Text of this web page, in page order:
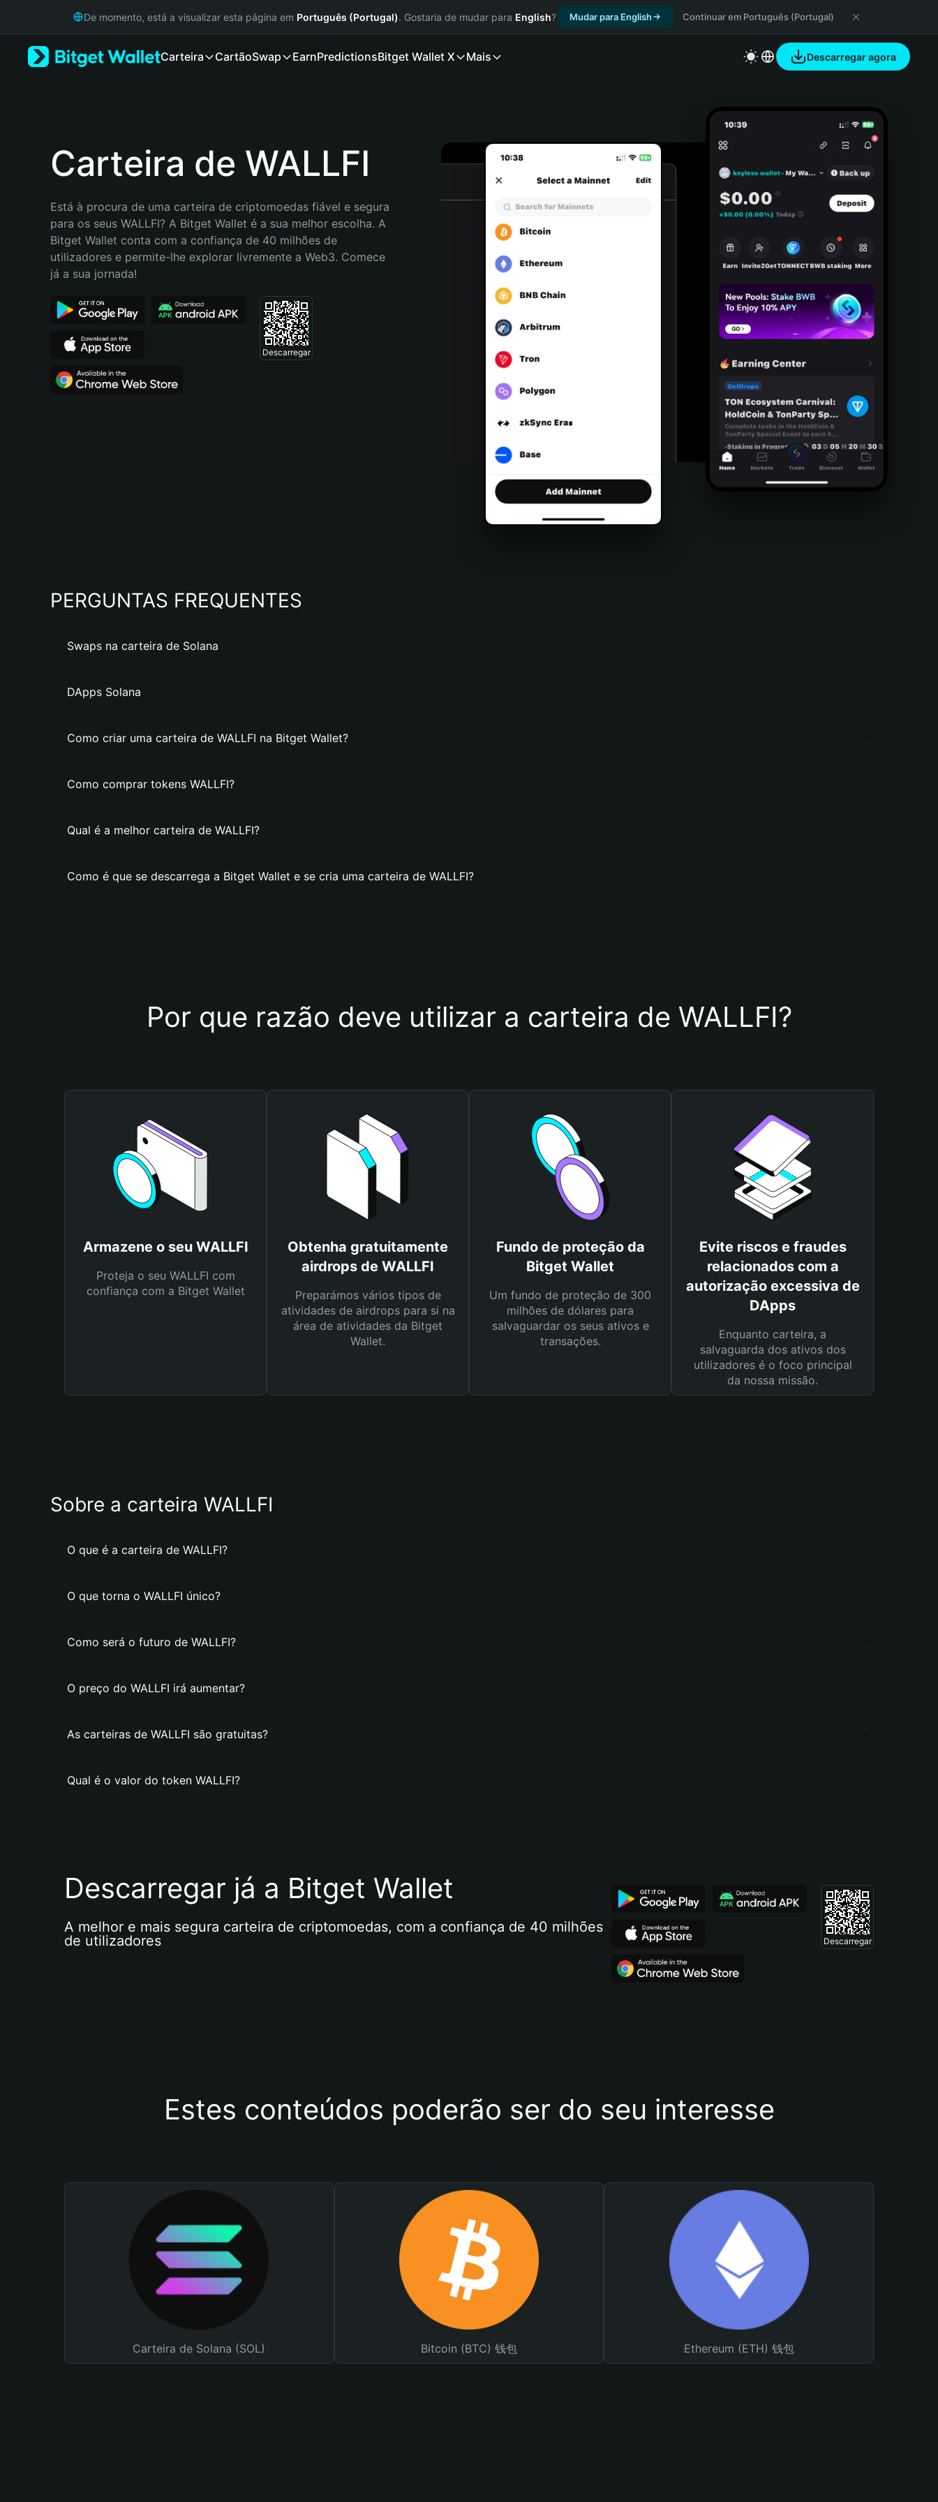
Русский
Bahasa Indonesia
Español (Argentina)
De momento, está a visualizar esta página em Português (Portugal). Gostaria de mudar para English? Mudar para English Continuar em Português (Portugal)
Carteira CartãoSwap EarnPredictionsBitget Wallet X Mais Descarregar agora
Carteira de WALLFI
Está à procura de uma carteira de criptomoedas fiável e segura
para os seus WALLFI? A Bitget Wallet é a sua melhor escolha. A
Bitget Wallet conta com a confiança de 40 milhões de
utilizadores e permite-lhe explorar livremente a Web3. Comece
já a sua jornada!
Descarregar
PERGUNTAS FREQUENTES
Swaps na carteira de Solana
DApps Solana
Como criar uma carteira de WALLFI na Bitget Wallet?
Como comprar tokens WALLFI?
Qual é a melhor carteira de WALLFI?
Como é que se descarrega a Bitget Wallet e se cria uma carteira de WALLFI?
Por que razão deve utilizar a carteira de WALLFI?
Armazene o seu WALLFI
Proteja o seu WALLFI com
confiança com a Bitget Wallet
Obtenha gratuitamente
airdrops de WALLFI
Preparámos vários tipos de
atividades de airdrops para si na
área de atividades da Bitget
Wallet.
Fundo de proteção da
Bitget Wallet
Um fundo de proteção de 300
milhões de dólares para
salvaguardar os seus ativos e
transações.
Evite riscos e fraudes
relacionados com a
autorização excessiva de
DApps
Enquanto carteira, a
salvaguarda dos ativos dos
utilizadores é o foco principal
da nossa missão.
Sobre a carteira WALLFI
O que é a carteira de WALLFI?
O que torna o WALLFI único?
Como será o futuro de WALLFI?
O preço do WALLFI irá aumentar?
As carteiras de WALLFI são gratuitas?
Qual é o valor do token WALLFI?
Descarregar já a Bitget Wallet
A melhor e mais segura carteira de criptomoedas, com a confiança de 40 milhões
de utilizadores
Descarregar
Estes conteúdos poderão ser do seu interesse
Carteira de Solana (SOL) Bitcoin (BTC) 钱包 Ethereum (ETH) 钱包